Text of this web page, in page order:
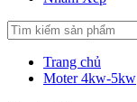
Trang chủ
Moter 4kw-5kw